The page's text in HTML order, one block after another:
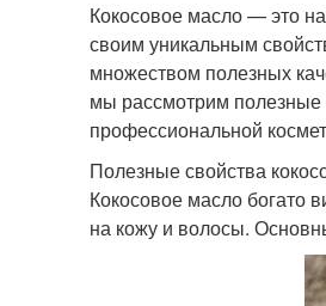
Кокосовое масло — это
своим уникальным
множеством полезных
мы рассмотрим полезные
профессиональной
Полезные свойства
Кокосовое масло богато
на кожу и волосы.